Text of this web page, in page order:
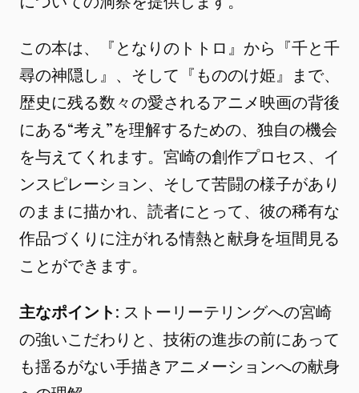
この本は、『となりのトトロ』から『千と千
尋の神隠し』、そして『もののけ姫』まで、
歴史に残る数々の愛されるアニメ映画の背後
にある“考え”を理解するための、独自の機会
を与えてくれます。宮崎の創作プロセス、イ
ンスピレーション、そして苦闘の様子があり
のままに描かれ、読者にとって、彼の稀有な
作品づくりに注がれる情熱と献身を垣間見る
ことができます。
主なポイント: ストーリーテリングへの宮崎
の強いこだわりと、技術の進歩の前にあって
も揺るがない手描きアニメーションへの献身